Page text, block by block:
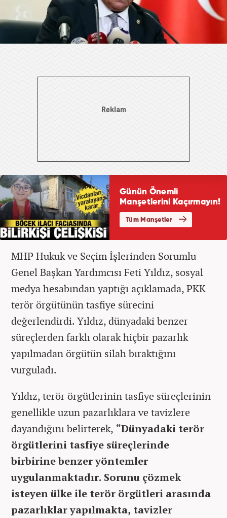
MHP Hukuk ve Seçim İşlerinden Sorumlu
Genel Başkan Yardımcısı Feti Yıldız, sosyal
medya hesabından yaptığı açıklamada, PKK
terör örgütünün tasfiye sürecini
değerlendirdi. Yıldız, dünyadaki benzer
süreçlerden farklı olarak hiçbir pazarlık
yapılmadan örgütün silah bıraktığını
vurguladı.
Yıldız, terör örgütlerinin tasfiye süreçlerinin
genellikle uzun pazarlıklara ve tavizlere
dayandığını belirterek, “Dünyadaki terör
örgütlerini tasfiye süreçlerinde
birbirine benzer yöntemler
uygulanmaktadır. Sorunu çözmek
isteyen ülke ile terör örgütleri arasında
pazarlıklar yapılmakta, tavizler